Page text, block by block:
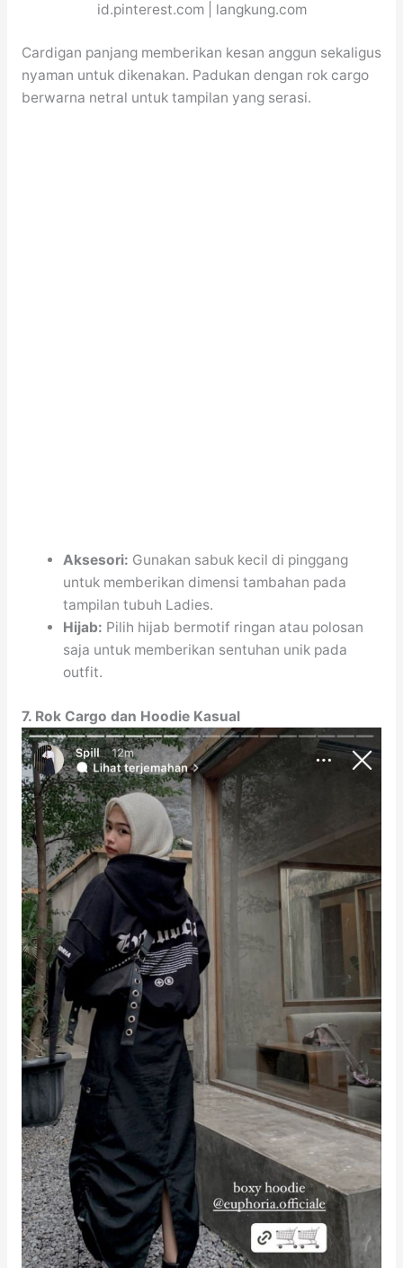
id.pinterest.com | langkung.com
Cardigan panjang memberikan kesan anggun sekaligus
nyaman untuk dikenakan. Padukan dengan rok cargo
berwarna netral untuk tampilan yang serasi.
Aksesori: Gunakan sabuk kecil di pinggang
untuk memberikan dimensi tambahan pada
tampilan tubuh Ladies.
Hijab: Pilih hijab bermotif ringan atau polosan
saja untuk memberikan sentuhan unik pada
outfit.
7. Rok Cargo dan Hoodie Kasual